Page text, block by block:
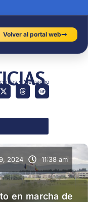
Volver al portal web
y Mercadeo
2024 11:38 am
en marcha de